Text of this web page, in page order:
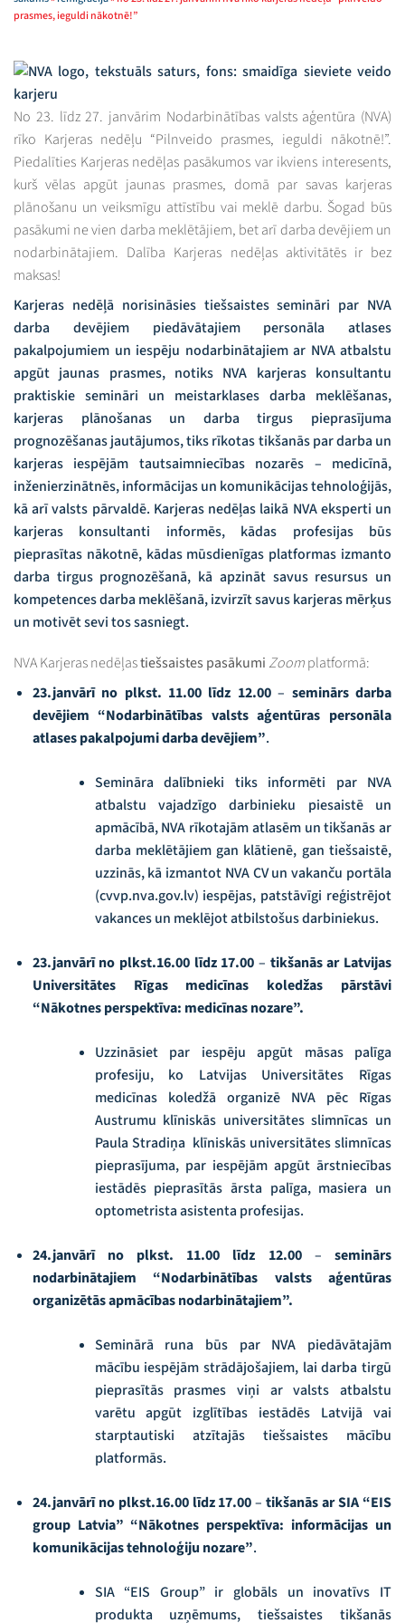
prasmes, ieguldi nākotnē!”
No 23. līdz 27. janvārim Nodarbinātības valsts aģentūra (NVA)
rīko Karjeras nedēļu “Pilnveido prasmes, ieguldi nākotnē!”.
Piedalīties Karjeras nedēļas pasākumos var ikviens interesents,
kurš vēlas apgūt jaunas prasmes, domā par savas karjeras
plānošanu un veiksmīgu attīstību vai meklē darbu. Šogad būs
pasākumi ne vien darba meklētājiem, bet arī darba devējiem un
nodarbinātajiem. Dalība Karjeras nedēļas aktivitātēs ir bez
maksas!
Karjeras nedēļā norisināsies tiešsaistes semināri par NVA
darba devējiem piedāvātajiem personāla atlases
pakalpojumiem un iespēju nodarbinātajiem ar NVA atbalstu
apgūt jaunas prasmes, notiks NVA karjeras konsultantu
praktiskie semināri un meistarklases darba meklēšanas,
karjeras plānošanas un darba tirgus pieprasījuma
prognozēšanas jautājumos, tiks rīkotas tikšanās par darba un
karjeras iespējām tautsaimniecības nozarēs – medicīnā,
inženierzinātnēs, informācijas un komunikācijas tehnoloģijās,
kā arī valsts pārvaldē. Karjeras nedēļas laikā NVA eksperti un
karjeras konsultanti informēs, kādas profesijas būs
pieprasītas nākotnē, kādas mūsdienīgas platformas izmanto
darba tirgus prognozēšanā, kā apzināt savus resursus un
kompetences darba meklēšanā, izvirzīt savus karjeras mērķus
un motivēt sevi tos sasniegt.
NVA Karjeras nedēļastiešsaistes pasākumi Zoomplatformā:
23.janvārī no plkst. 11.00 līdz 12.00– seminārs darba
devējiem “Nodarbinātības valsts aģentūras personāla
atlases pakalpojumi darba devējiem”.
Semināra dalībnieki tiks informēti par NVA
atbalstu vajadzīgo darbinieku piesaistē un
apmācībā, NVA rīkotajām atlasēm un tikšanās ar
darba meklētājiem gan klātienē, gan tiešsaistē,
uzzinās, kā izmantot NVA CV un vakanču portāla
(cvvp.nva.gov.lv) iespējas, patstāvīgi reģistrējot
vakances un meklējot atbilstošus darbiniekus.
23.janvārī no plkst.16.00 līdz 17.00 – tikšanās ar Latvijas
Universitātes Rīgas medicīnas koledžas pārstāvi
“Nākotnes perspektīva: medicīnas nozare”.
Uzzināsiet par iespēju apgūt māsas palīga
profesiju, ko Latvijas Universitātes Rīgas
medicīnas koledžā organizē NVA pēc Rīgas
Austrumu klīniskās universitātes slimnīcas un
Paula Stradiņa klīniskās universitātes slimnīcas
pieprasījuma, par iespējām apgūt ārstniecības
iestādēs pieprasītās ārsta palīga, masiera un
optometrista asistenta profesijas.
24.janvārī no plkst. 11.00 līdz 12.00– seminārs
nodarbinātajiem
“Nodarbinātības valsts aģentūras
organizētās apmācības nodarbinātajiem”.
Seminārā runa būs par NVA piedāvātajām
mācību iespējām strādājošajiem, lai darba tirgū
pieprasītās prasmes viņi ar valsts atbalstu
varētu apgūt izglītības iestādēs Latvijā vai
starptautiski atzītajās tiešsaistes mācību
platformās.
24.janvārī no plkst.16.00 līdz 17.00–tikšanās ar SIA “EIS
group Latvia” “Nākotnes perspektīva: informācijas un
komunikācijas tehnoloģiju nozare”.
SIA “EIS Group” ir globāls un inovatīvs IT
produkta uzņēmums, tiešsaistes tikšanās